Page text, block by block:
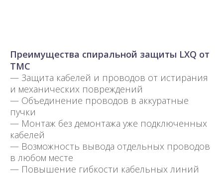
Преимущества спиральной защиты LXQ от
TMC
— Защита кабелей и проводов от истирания
и механических повреждений
— Объединение проводов в аккуратные
пучки
— Монтаж без демонтажа уже подключенных
кабелей
— Возможность вывода отдельных проводов
в любом месте
— Повышение гибкости кабельных линий